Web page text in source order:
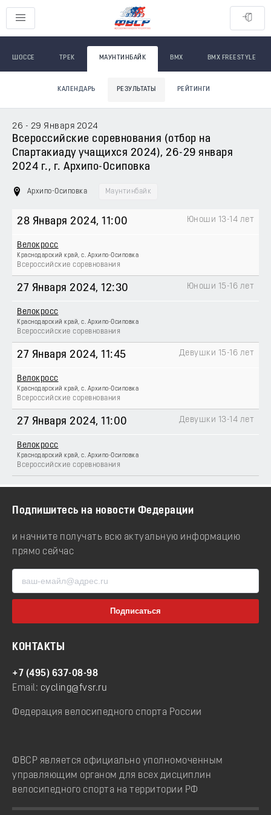
ШОССЕ ТРЕК МАУНТИНБАЙК BMX BMX FREESTYLE
КАЛЕНДАРЬ РЕЗУЛЬТАТЫ РЕЙТИНГИ
26 - 29 Января 2024
Всероссийские соревнования (отбор на
Спартакиаду учащихся 2024), 26-29 января
2024 г., г. Архипо-Осиповка
Архипо-Осиповка Маунтинбайк
28 Января 2024, 11:00
Велокросс
Краснодарский край, с. Архипо-Осиповка
Всероссийские соревнования
Юноши 13-14 лет
27 Января 2024, 12:30
Велокросс
Краснодарский край, с. Архипо-Осиповка
Всероссийские соревнования
Юноши 15-16 лет
27 Января 2024, 11:45
Велокросс
Краснодарский край, с. Архипо-Осиповка
Всероссийские соревнования
Девушки 15-16 лет
27 Января 2024, 11:00
Велокросс
Краснодарский край, с. Архипо-Осиповка
Всероссийские соревнования
Девушки 13-14 лет
Подпишитесь на новости Федерации
и начните получать всю актуальную информацию
прямо сейчас
КОНТАКТЫ
+7 (495) 637-08-98
Email: cycling@fvsr.ru
Федерация велосипедного спорта России
ФВСР является официально уполномоченным
управляющим органом для всех дисциплин
велосипедного спорта на территории РФ